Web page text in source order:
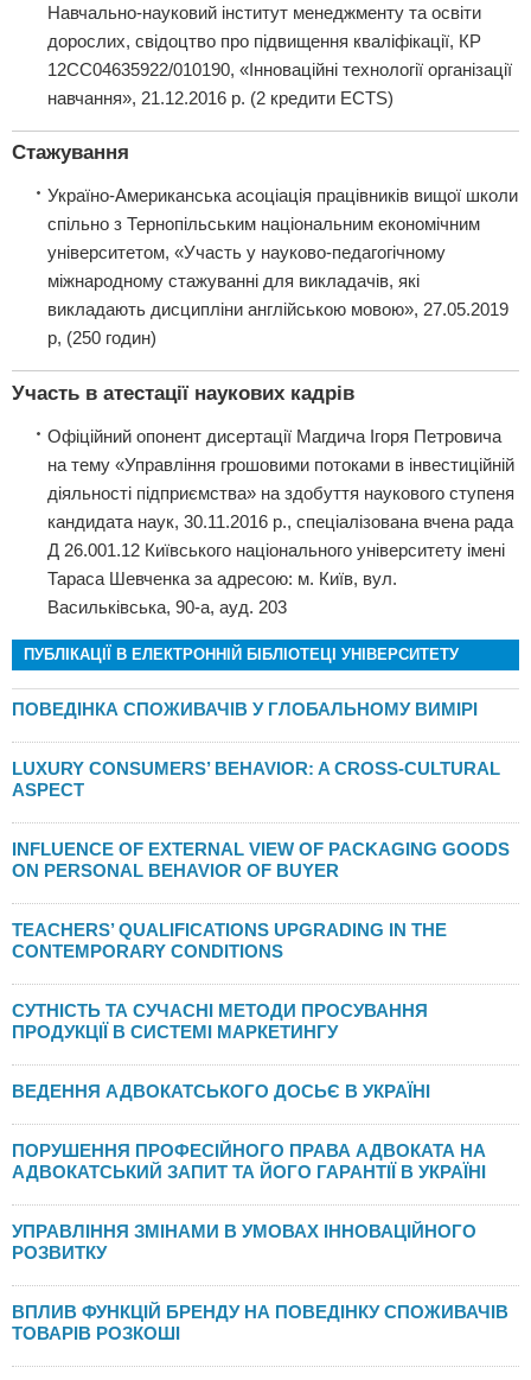
Навчально-науковий інститут менеджменту та освіти
дорослих, свідоцтво про підвищення кваліфікації, КР
12СС04635922/010190, «Інноваційні технології організації
навчання», 21.12.2016 р. (2 кредити ECTS)
Стажування
Україно-Американська асоціація працівників вищої школи
спільно з Тернопільським національним економічним
університетом, «Участь у науково-педагогічному
міжнародному стажуванні для викладачів, які
викладають дисципліни англійською мовою», 27.05.2019
р, (250 годин)
Участь в атестації наукових кадрів
Офіційний опонент дисертації Магдича Ігоря Петровича
на тему «Управління грошовими потоками в інвестиційній
діяльності підприємства» на здобуття наукового ступеня
кандидата наук, 30.11.2016 р., спеціалізована вчена рада
Д 26.001.12 Київського національного університету імені
Тараса Шевченка за адресою: м. Київ, вул.
Васильківська, 90-а, ауд. 203
ПУБЛІКАЦІЇ В ЕЛЕКТРОННІЙ БІБЛІОТЕЦІ УНІВЕРСИТЕТУ
ПОВЕДІНКА СПОЖИВАЧІВ У ГЛОБАЛЬНОМУ ВИМІРІ
LUXURY CONSUMERS’ BEHAVIOR: A CROSS-CULTURAL
ASPECT
INFLUENCE OF EXTERNAL VIEW OF PACKAGING GOODS
ON PERSONAL BEHAVIOR OF BUYER
TEACHERS’ QUALIFICATIONS UPGRADING IN THE
CONTEMPORARY CONDITIONS
СУТНІСТЬ ТА СУЧАСНІ МЕТОДИ ПРОСУВАННЯ
ПРОДУКЦІЇ В СИСТЕМІ МАРКЕТИНГУ
ВЕДЕННЯ АДВОКАТСЬКОГО ДОСЬЄ В УКРАЇНІ
ПОРУШЕННЯ ПРОФЕСІЙНОГО ПРАВА АДВОКАТА НА
АДВОКАТСЬКИЙ ЗАПИТ ТА ЙОГО ГАРАНТІЇ В УКРАЇНІ
УПРАВЛІННЯ ЗМІНАМИ В УМОВАХ ІННОВАЦІЙНОГО
РОЗВИТКУ
ВПЛИВ ФУНКЦІЙ БРЕНДУ НА ПОВЕДІНКУ СПОЖИВАЧІВ
ТОВАРІВ РОЗКОШІ